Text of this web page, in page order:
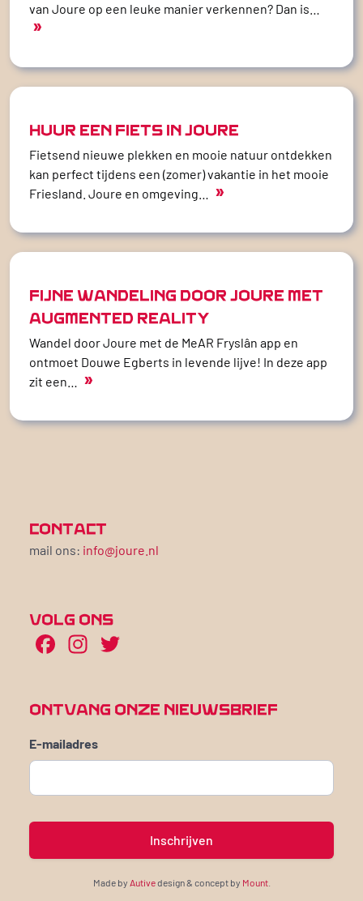
van Joure op een leuke manier verkennen? Dan is…
»
HUUR EEN FIETS IN JOURE
Fietsend nieuwe plekken en mooie natuur ontdekken
kan perfect tijdens een (zomer) vakantie in het mooie
Friesland. Joure en omgeving…
»
FIJNE WANDELING DOOR JOURE MET
AUGMENTED REALITY
Wandel door Joure met de MeAR Fryslân app en
ontmoet Douwe Egberts in levende lijve! In deze app
zit een…
»
CONTACT
mail ons: info@joure.nl
VOLG ONS
Facebook
Instagram
ONTVANG ONZE NIEUWSBRIEF
E-mailadres
Made by Autivedesign & concept by Mount.